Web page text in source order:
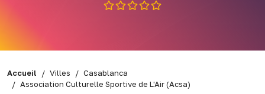
Accueil Villes
Casablanca
Association Culturelle Sportive de L'Air (Acsa)